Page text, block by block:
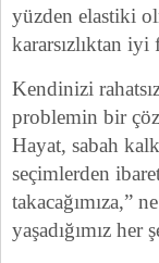
yüzden elastiki
kararsızlıktan iyi
Kendinizi
problemin bir
Hayat, sabah
seçimlerden
takacağımıza,”
yaşadığımız